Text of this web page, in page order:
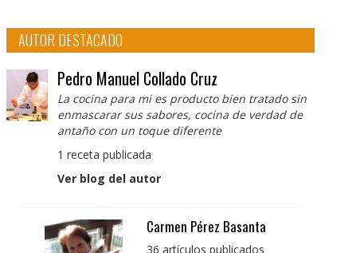
AUTOR DESTACADO
Pedro Manuel Collado Cruz
La cocina para mi es producto bien tratado sin
enmascarar sus sabores, cocina de verdad de
antaño con un toque diferente
1 receta publicada
Ver blog del autor
Pedro Manuel Collado
Cruz